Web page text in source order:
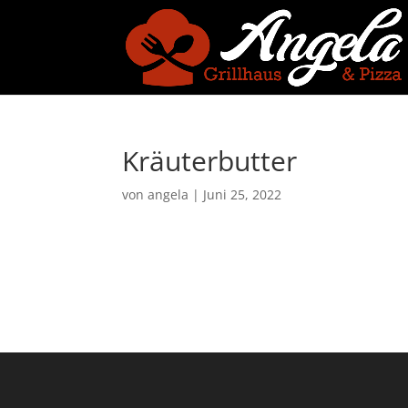
Kräuterbutter
vonangela | Juni 25, 2022